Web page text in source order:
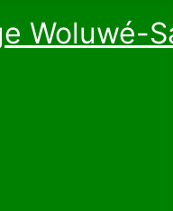
Woluwé-